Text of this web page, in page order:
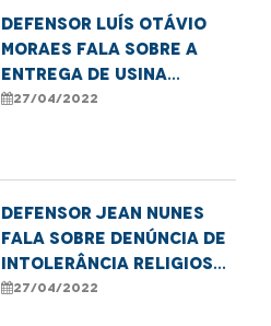
Defensor Luís Otávio
Moraes fala sobre a
entrega de usina
elétrica para o
27/04/2022
Defensor Jean Nunes
fala sobre denúncia de
intolerância religiosa
em São Luís
27/04/2022